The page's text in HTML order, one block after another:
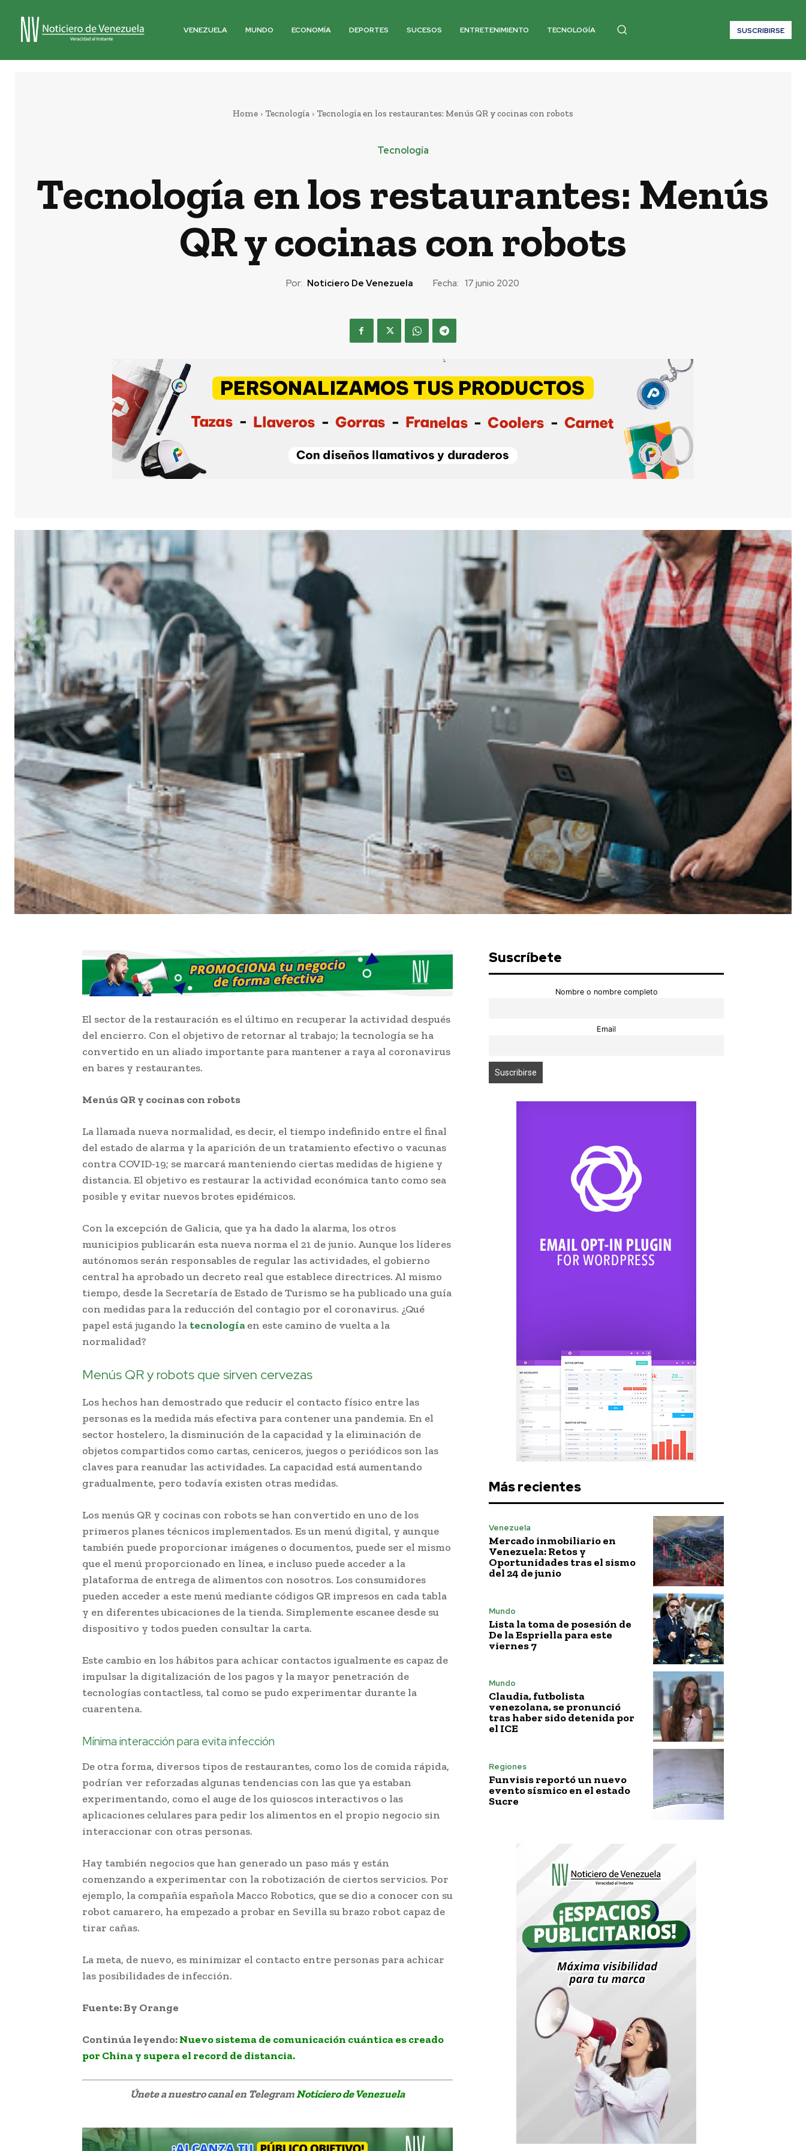
VENEZUELA MUNDO ECONOMÍA DEPORTES SUCESOS ENTRETENIMIENTO TECNOLOGÍA SUSCRIBIRSE
Home Tecnología Tecnología en los restaurantes: Menús QR y cocinas con robots
Tecnología
Tecnología en los restaurantes: Menús
QR y cocinas con robots
Por: Noticiero De Venezuela Fecha: 17 junio 2020
El sector de la restauración es el último en recuperar la actividad después
del encierro. Con el objetivo de retornar al trabajo; la tecnología se ha
convertido en un aliado importante para mantener a raya al coronavirus
en bares y restaurantes.
Menús QR y cocinas con robots
La llamada nueva normalidad, es decir, el tiempo indefinido entre el final
del estado de alarma y la aparición de un tratamiento efectivo o vacunas
contra COVID-19; se marcará manteniendo ciertas medidas de higiene y
distancia. El objetivo es restaurar la actividad económica tanto como sea
posible y evitar nuevos brotes epidémicos.
Con la excepción de Galicia, que ya ha dado la alarma, los otros
municipios publicarán esta nueva norma el 21 de junio. Aunque los líderes
autónomos serán responsables de regular las actividades, el gobierno
central ha aprobado un decreto real que establece directrices. Al mismo
tiempo, desde la Secretaría de Estado de Turismo se ha publicado una guía
con medidas para la reducción del contagio por el coronavirus. ¿Qué
papel está jugando la tecnologíaen este camino de vuelta a la
normalidad?
Menús QR y robots que sirven cervezas
Los hechos han demostrado que reducir el contacto físico entre las
personas es la medida más efectiva para contener una pandemia. En el
sector hostelero, la disminución de la capacidad y la eliminación de
objetos compartidos como cartas, ceniceros, juegos o periódicos son las
claves para reanudar las actividades. La capacidad está aumentando
gradualmente, pero todavía existen otras medidas.
Los menús QR y cocinas con robots se han convertido en uno de los
primeros planes técnicos implementados. Es un menú digital, y aunque
también puede proporcionar imágenes o documentos, puede ser el mismo
que el menú proporcionado en línea, e incluso puede acceder a la
plataforma de entrega de alimentos con nosotros. Los consumidores
pueden acceder a este menú mediante códigos QR impresos en cada tabla
y en diferentes ubicaciones de la tienda. Simplemente escanee desde su
dispositivo y todos pueden consultar la carta.
Este cambio en los hábitos para achicar contactos igualmente es capaz de
impulsar la digitalización de los pagos y la mayor penetración de
tecnologías contactless, tal como se pudo experimentar durante la
cuarentena.
Mínima interacción para evita infección
De otra forma, diversos tipos de restaurantes, como los de comida rápida,
podrían ver reforzadas algunas tendencias con las que ya estaban
experimentando, como el auge de los quioscos interactivos o las
aplicaciones celulares para pedir los alimentos en el propio negocio sin
interaccionar con otras personas.
Hay también negocios que han generado un paso más y están
comenzando a experimentar con la robotización de ciertos servicios. Por
ejemplo, la compañía española Macco Robotics, que se dio a conocer con su
robot camarero, ha empezado a probar en Sevilla su brazo robot capaz de
tirar cañas.
La meta, de nuevo, es minimizar el contacto entre personas para achicar
las posibilidades de infección.
Fuente: By Orange
Continúa leyendo:Nuevo sistema de comunicación cuántica es creado
por China y supera el record de distancia.
Únete a nuestro canal en TelegramNoticiero de Venezuela
Suscríbete
Nombre o nombre completo
Email
Más recientes
Venezuela
Mercado inmobiliario en
Venezuela: Retos y
Oportunidades tras el sismo
del 24 de junio
Mundo
Lista la toma de posesión de
De la Espriella para este
viernes 7
Mundo
Claudia, futbolista
venezolana, se pronunció
tras haber sido detenida por
el ICE
Regiones
Funvisis reportó un nuevo
evento sísmico en el estado
Sucre